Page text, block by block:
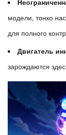
модели, тонко
для полного
Двигатель
зарождаются